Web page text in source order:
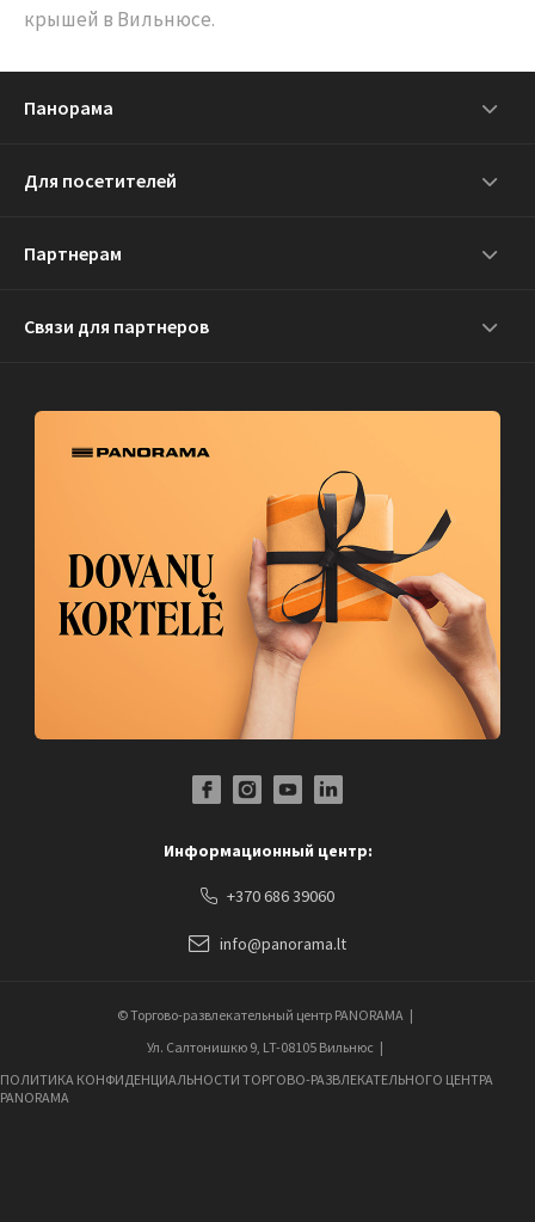
крышей в Вильнюсе.
Панорама
Для посетителей
Партнерам
Связи для партнеров
Информационный центр:
+370 686 39060
info@panorama.lt
© Торгово-развлекательный центр PANORAMA
Ул. Салтонишкю 9, LT-08105 Вильнюс
ПОЛИТИКА КОНФИДЕНЦИАЛЬНОСТИ ТОРГОВО-РАЗВЛЕКАТЕЛЬНОГО ЦЕНТРА
PANORAMA